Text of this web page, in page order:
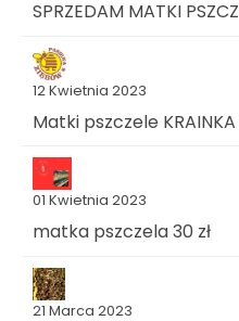
SPRZEDAM MATKI
12 Kwietnia 2023
Matki pszczele
01 Kwietnia 2023
matka pszczela 30 zł
21 Marca 2023